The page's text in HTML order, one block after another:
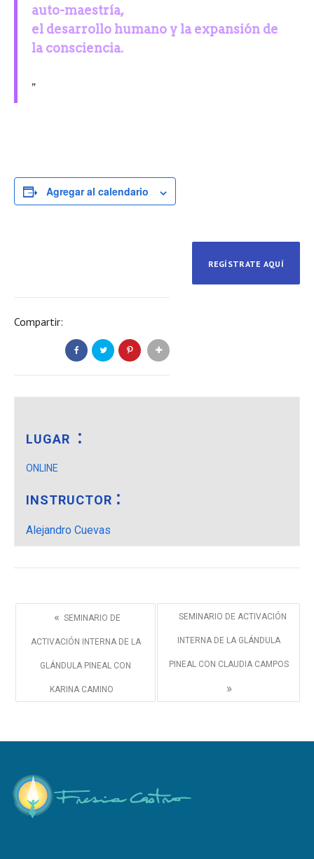
auto-maestría,
el desarrollo humano y la expansión de
la consciencia.
Agregar al calendario
REGÍSTRATE AQUÍ
LUGAR
ONLINE
INSTRUCTOR
Alejandro Cuevas
Compartir:
« SEMINARIO DE
ACTIVACIÓN INTERNA DE LA
GLÁNDULA PINEAL CON
KARINA CAMINO
SEMINARIO DE ACTIVACIÓN
INTERNA DE LA GLÁNDULA
PINEAL CON CLAUDIA CAMPOS
»